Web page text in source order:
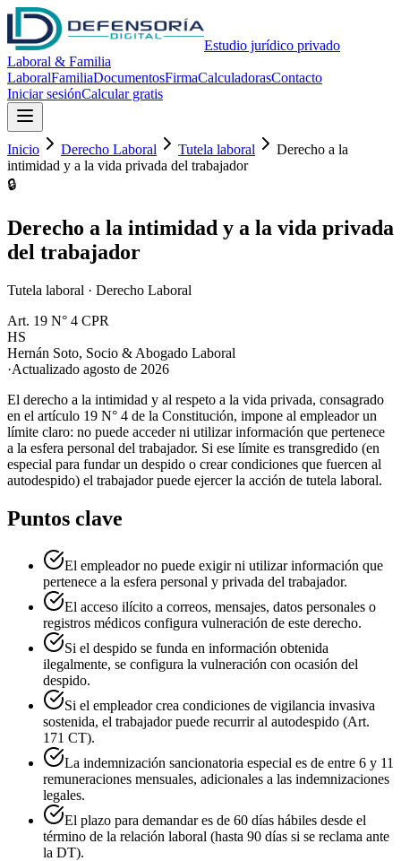
Estudio jurídico privado
Laboral & Familia
LaboralFamiliaDocumentosFirmaCalculadorasContacto
Iniciar sesiónCalcular gratis
Inicio Derecho Laboral Tutela laboral
Derecho a la
intimidad y a la vida privada del trabajador
🔒
Derecho a la intimidad y a la vida privada
del trabajador
Tutela laboral · Derecho Laboral
Art. 19 N° 4 CPR
HS
Hernán Soto, Socio & Abogado Laboral
·Actualizado agosto de 2026
El derecho a la intimidad y al respeto a la vida privada, consagrado
en el artículo 19 N° 4 de la Constitución, impone al empleador un
límite claro: no puede acceder ni utilizar información que pertenece
a la esfera personal del trabajador. Si ese límite es transgredido (en
especial para fundar un despido o crear condiciones que fuercen al
autodespido) el trabajador puede ejercer la acción de tutela laboral.
Puntos clave
El empleador no puede exigir ni utilizar información que
pertenece a la esfera personal y privada del trabajador.
El acceso ilícito a correos, mensajes, datos personales o
registros médicos configura vulneración de este derecho.
Si el despido se funda en información obtenida
ilegalmente, se configura la vulneración con ocasión del
despido.
Si el empleador crea condiciones de vigilancia invasiva
sostenida, el trabajador puede recurrir al autodespido (Art.
171 CT).
La indemnización sancionatoria especial es de entre 6 y 11
remuneraciones mensuales, adicionales a las indemnizaciones
legales.
El plazo para demandar es de 60 días hábiles desde el
término de la relación laboral (hasta 90 días si se reclama ante
la DT).